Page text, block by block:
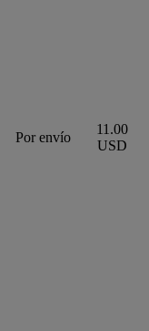
Por envío
11.00
USD